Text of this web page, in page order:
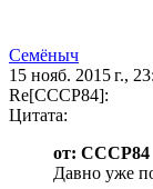
Семёныч
15 нояб. 2015 г.,
Re[CCCP84]:
Цитата:
от: CCCP84
Давно уже